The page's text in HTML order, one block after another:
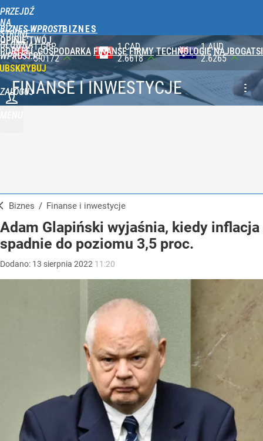
PRZEJDŹ
NA
STRONĘ
GŁÓWNĄ
WPROST.PL
BIZNES WPROST
OPINIE TWÓJ
PORTFEL GOSPODARKA FINANSE FIRMY TECHNOLOGIE NAJBOGATSI
ZALOGUJ
1 CAD
2.6618
1 AUD
2.6265
100 JPY
2.3565
FINANSE I INWESTYCJE
Biznes / Finanse i inwestycje
Adam Glapiński wyjaśnia, kiedy inflacja
spadnie do poziomu 3,5 proc.
Dodano: 13 sierpnia 2022 11:20